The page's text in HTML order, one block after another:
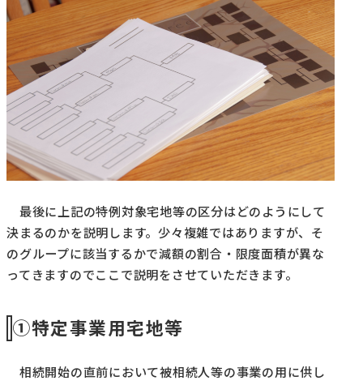
最後に上記の特例対象宅地等の区分はどのようにして
決まるのかを説明します。少々複雑ではありますが、そ
のグループに該当するかで減額の割合・限度面積が異な
ってきますのでここで説明をさせていただきます。
①特定事業用宅地等
相続開始の直前において被相続人等の事業の用に供し